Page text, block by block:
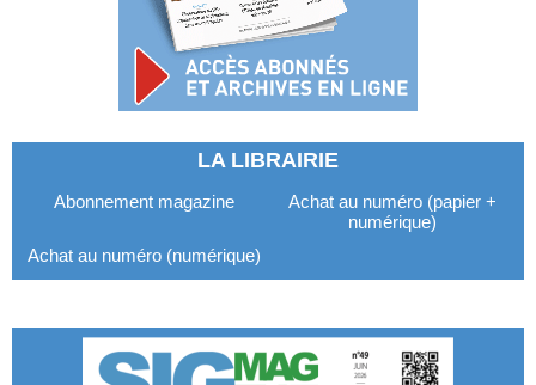
LA LIBRAIRIE
Abonnement magazine
Achat au numéro (papier +
numérique)
Achat au numéro (numérique)